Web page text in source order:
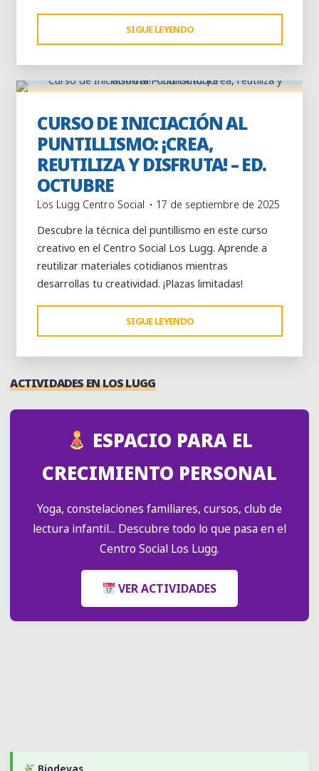
SIGUE LEYENDO
DE
INICIACIÓN
AL
¡CREA,
REUTILIZA
Y
DISFRUTA!
ED.
NOVIEMBRE"
Actividades Centro Social los Lugg Cursos
Dejar un comentario
CURSO DE INICIACIÓN AL
PUNTILLISMO: ¡CREA,
REUTILIZA Y DISFRUTA! – ED.
OCTUBRE
Los Lugg Centro Social
17 de septiembre de 2025
Descubre la técnica del puntillismo en este curso
creativo en el Centro Social Los Lugg. Aprende a
reutilizar materiales cotidianos mientras
desarrollas tu creatividad. ¡Plazas limitadas!
SIGUE LEYENDO
DE
INICIACIÓN
¡CREA,
Y
–
OCTUBRE"
ACTIVIDADES EN LOS LUGG
ESPACIO PARA EL
CRECIMIENTO PERSONAL
Yoga, constelaciones familiares, cursos, club de
lectura infantil... Descubre todo lo que pasa en el
Centro Social Los Lugg.
VER ACTIVIDADES